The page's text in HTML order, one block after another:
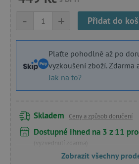
+
- Přidat do
Plaťte pohodlně až po
vyzkoušení zboží. Zdarma
Jak na to?
Skladem Ceny a způsob doručení
Dostupné ihned na 3 z 11
(vyzvednutí zdarma)
Zobrazit všechny